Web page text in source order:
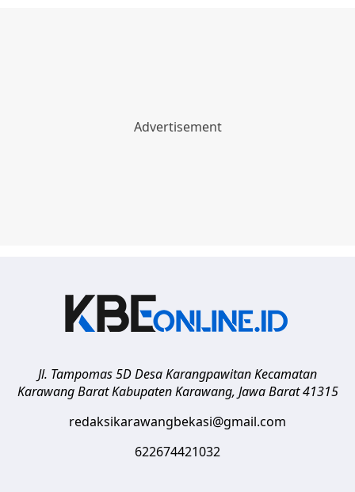
Jl. Tampomas 5D Desa Karangpawitan Kecamatan
Karawang Barat Kabupaten Karawang, Jawa Barat 41315
redaksikarawangbekasi@gmail.com
622674421032